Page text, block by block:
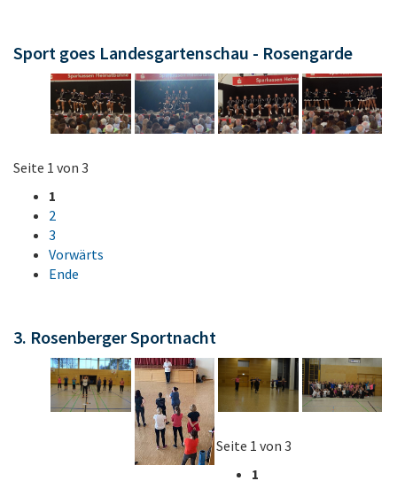
Sport goes Landesgartenschau - Rosengarde
Seite 1 von 3
1
2
3
Vorwärts
Ende
3. Rosenberger Sportnacht
Seite 1 von 3
1